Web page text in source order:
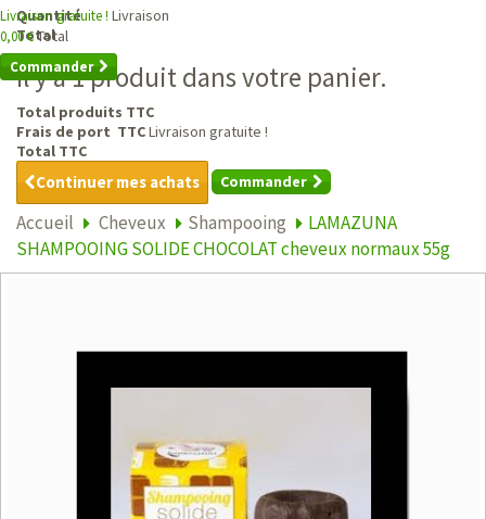
Livraison gratuite ! Livraison
0,00 €Total
Commander
Quantité
Total
Il y a 1 produit dans votre panier.
Total produits TTC
Frais de port TTCLivraison gratuite !
Total TTC
Continuer mes achats Commander
Accueil Cheveux Shampooing
LAMAZUNA
SHAMPOOING SOLIDE CHOCOLAT cheveux normaux 55g